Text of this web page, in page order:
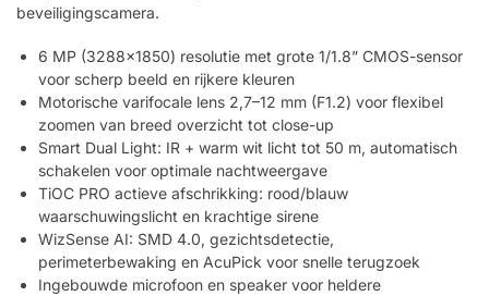
beveiligingscamera.
6 MP (3288×1850) resolutie met grote 1/1.8” CMOS-sensor
voor scherp beeld en rijkere kleuren
Motorische varifocale lens 2,7–12 mm (F1.2) voor flexibel
zoomen van breed overzicht tot close-up
Smart Dual Light: IR + warm wit licht tot 50 m, automatisch
schakelen voor optimale nachtweergave
TiOC PRO actieve afschrikking: rood/blauw
waarschuwingslicht en krachtige sirene
WizSense AI: SMD 4.0, gezichtsdetectie,
perimeterbewaking en AcuPick voor snelle terugzoek
Ingebouwde microfoon en speaker voor heldere